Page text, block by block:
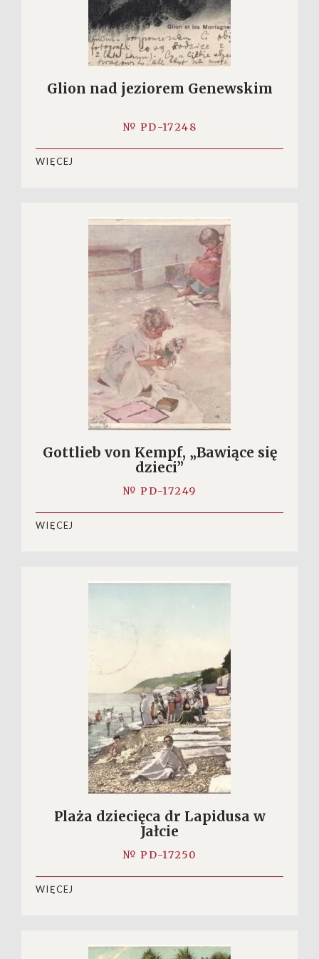
Glion nad jeziorem Genewskim
№ PD-17248
WIĘCEJ
Gottlieb von Kempf, „Bawiące się
dzieci”
№ PD-17249
WIĘCEJ
Plaża dziecięca dr Lapidusa w
Jałcie
№ PD-17250
WIĘCEJ